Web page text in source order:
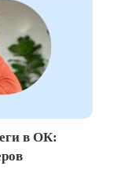
в ОК: